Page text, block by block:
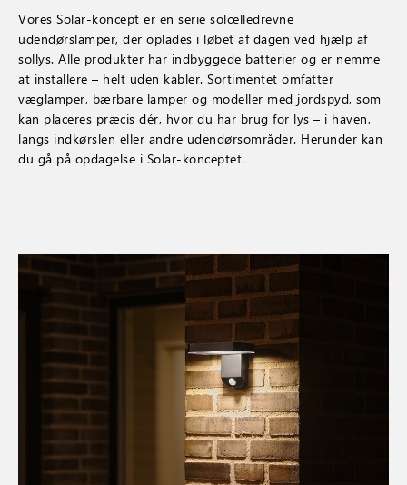
Vores Solar-koncept er en serie solcelledrevne
udendørslamper, der oplades i løbet af dagen ved hjælp af
sollys. Alle produkter har indbyggede batterier og er nemme
at installere – helt uden kabler. Sortimentet omfatter
væglamper, bærbare lamper og modeller med jordspyd, som
kan placeres præcis dér, hvor du har brug for lys – i haven,
langs indkørslen eller andre udendørsområder. Herunder kan
du gå på opdagelse i Solar-konceptet.